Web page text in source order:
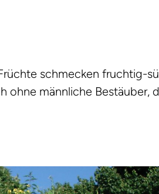
schmecken fruchtig-
ohne männliche Bestäuber,